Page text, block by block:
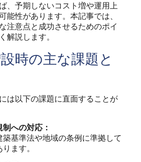
、予期しないコスト増や運用上
能性があります。本記事では、
注意点と成功させるためのポイ
解説します。
時の主な課題と
は以下の課題に直面することが
への対応：
築基準法や地域の条例に準拠して
ます。